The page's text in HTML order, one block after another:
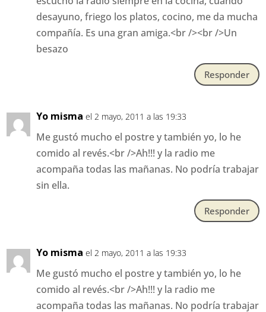
desayuno, friego los platos, cocino, me da mucha
compañía. Es una gran amiga.<br /><br />Un
besazo
Responder
Yo misma el 2 mayo, 2011 a las 19:33
Me gustó mucho el postre y también yo, lo he
comido al revés.<br />Ah!!! y la radio me
acompaña todas las mañanas. No podría trabajar
sin ella.
Responder
Yo misma el 2 mayo, 2011 a las 19:33
Me gustó mucho el postre y también yo, lo he
comido al revés.<br />Ah!!! y la radio me
acompaña todas las mañanas. No podría trabajar